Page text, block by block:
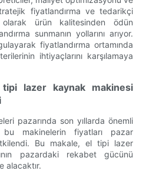
fiyatlandırma ve tedarikçi
ürün kalitesinden ödün
sunmanın yollarını arıyor.
fiyatlandırma ortamında
ihtiyaçlarını karşılamaya
lazer kaynak makinesi
pazarında son yıllarda önemli
makinelerin fiyatları pazar
Bu makale, el tipi lazer
pazardaki rekabet gücünü
alacaktır.